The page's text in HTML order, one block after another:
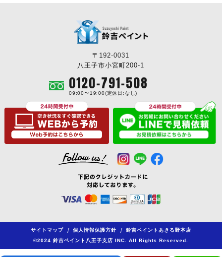
〒192-0031
八王子市小宮町200-1
0120-791-508
09:00〜19:00(定休日:なし)
サイトマップ / 個人情報保護方針 /
鈴吉ペイントあきる野本店
©2024 鈴吉ペイント八王子支店 INC. All Rights Reserved.